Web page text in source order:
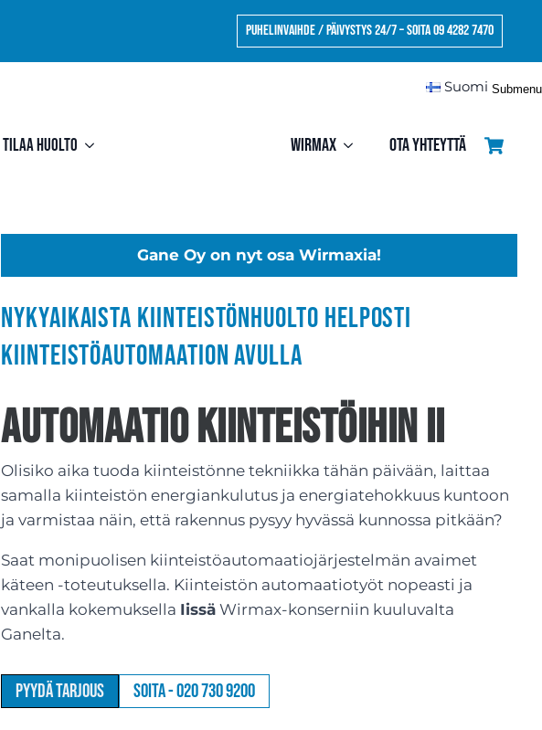
Puhelinvaihde / Päivystys 24/7 – Soita 09 4282 7470
Suomi
Tilaa huolto Wirmax Ota yhteyttä
Gane Oy on nyt osa Wirmaxia!
Nykyaikaista kiinteistönhuolto helposti
kiinteistöautomaation avulla
Automaatio kiinteistöihin Ii
Olisiko aika tuoda kiinteistönne tekniikka tähän päivään, laittaa
samalla kiinteistön energiankulutus ja energiatehokkuus kuntoon
ja varmistaa näin, että rakennus pysyy hyvässä kunnossa pitkään?
Saat monipuolisen kiinteistöautomaatiojärjestelmän avaimet
käteen -toteutuksella. Kiinteistön automaatiotyöt nopeasti ja
vankalla kokemuksella Iissä Wirmax-konserniin kuuluvalta
Ganelta.
Pyydä tarjous Soita - 020 730 9200